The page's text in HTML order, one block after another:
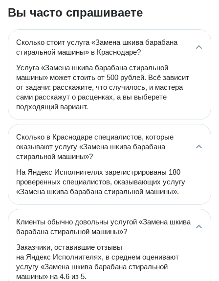
Вы часто спрашиваете
Сколько стоит услуга «Замена шкива барабана
стиральной машины» в Краснодаре?
Услуга «Замена шкива барабана стиральной
машины» может стоить от 500 рублей. Всё зависит
от задачи: расскажите, что случилось, и мастера
сами расскажут о расценках, а вы выберете
подходящий вариант.
Сколько в Краснодаре специалистов, которые
оказывают услугу «Замена шкива барабана
стиральной машины»?
На Яндекс Исполнителях зарегистрированы 180
проверенных специалистов, оказывающих услугу
«Замена шкива барабана стиральной машины».
Клиенты обычно довольны услугой «Замена шкива
барабана стиральной машины»?
Заказчики, оставившие отзывы
на Яндекс Исполнителях, в среднем оценивают
услугу «Замена шкива барабана стиральной
машины» на 4.6 из 5.